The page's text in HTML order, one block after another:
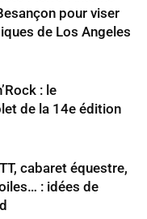
pour viser
de Los Angeles
: le
de la 14e édition
cabaret équestre,
: idées de